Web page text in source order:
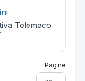
Telemaco
Pagine